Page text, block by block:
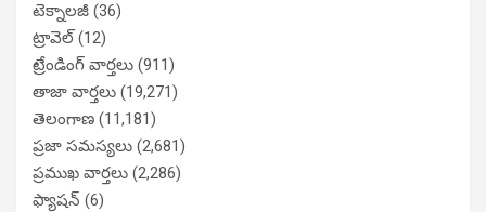
టెక్నాలజీ (36)
ట్రావెల్(12)
ట్రేండింగ్ వార్తలు (911)
తాజా వార్తలు (19,271)
తెలంగాణ (11,181)
ప్రజా సమస్యలు (2,681)
ప్రముఖ వార్తలు (2,286)
ఫ్యాషన్ (6)